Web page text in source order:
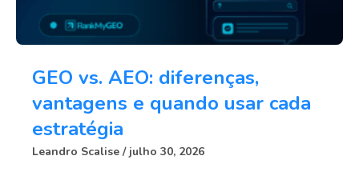
GEO vs. AEO: diferenças,
vantagens e quando usar cada
estratégia
Leandro Scalise julho 30, 2026